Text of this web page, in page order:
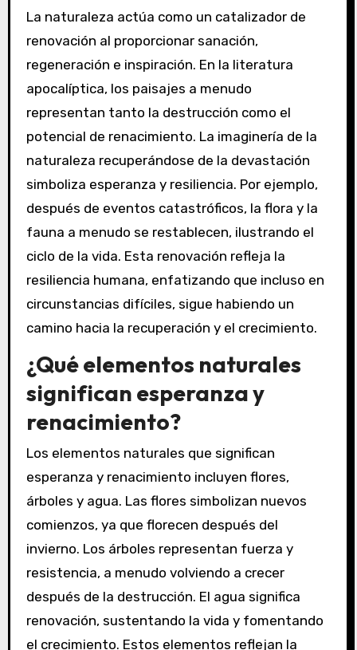
La naturaleza actúa como un catalizador de
renovación al proporcionar sanación,
regeneración e inspiración. En la literatura
apocalíptica, los paisajes a menudo
representan tanto la destrucción como el
potencial de renacimiento. La imaginería de la
naturaleza recuperándose de la devastación
simboliza esperanza y resiliencia. Por ejemplo,
después de eventos catastróficos, la flora y la
fauna a menudo se restablecen, ilustrando el
ciclo de la vida. Esta renovación refleja la
resiliencia humana, enfatizando que incluso en
circunstancias difíciles, sigue habiendo un
camino hacia la recuperación y el crecimiento.
¿Qué elementos naturales
significan esperanza y
renacimiento?
Los elementos naturales que significan
esperanza y renacimiento incluyen flores,
árboles y agua. Las flores simbolizan nuevos
comienzos, ya que florecen después del
invierno. Los árboles representan fuerza y
resistencia, a menudo volviendo a crecer
después de la destrucción. El agua significa
renovación, sustentando la vida y fomentando
el crecimiento. Estos elementos reflejan la